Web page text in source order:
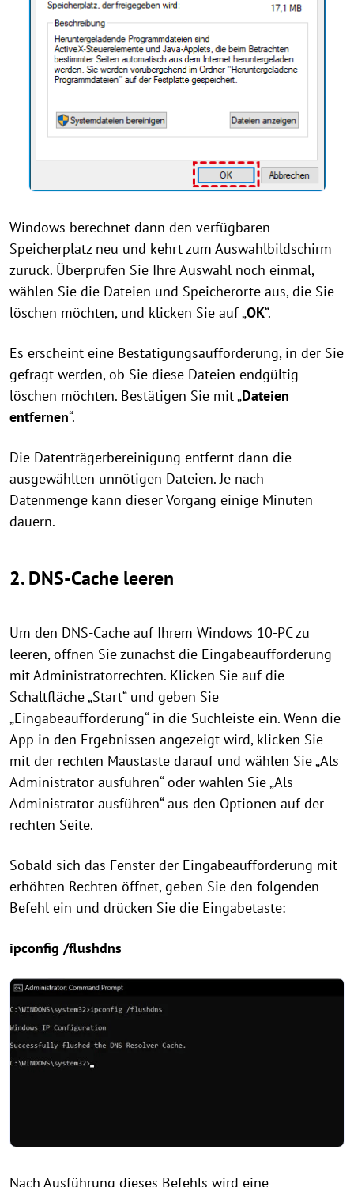
Windows berechnet dann den verfügbaren
Speicherplatz neu und kehrt zum Auswahlbildschirm
zurück. Überprüfen Sie Ihre Auswahl noch einmal,
wählen Sie die Dateien und Speicherorte aus, die Sie
löschen möchten, und klicken Sie auf „OK“.
Es erscheint eine Bestätigungsaufforderung, in der Sie
gefragt werden, ob Sie diese Dateien endgültig
löschen möchten. Bestätigen Sie mit „Dateien
entfernen“.
Die Datenträgerbereinigung entfernt dann die
ausgewählten unnötigen Dateien. Je nach
Datenmenge kann dieser Vorgang einige Minuten
dauern.
2. DNS-Cache leeren
Um den DNS-Cache auf Ihrem Windows 10-PC zu
leeren, öffnen Sie zunächst die Eingabeaufforderung
mit Administratorrechten. Klicken Sie auf die
Schaltfläche „Start“ und geben Sie
„Eingabeaufforderung“ in die Suchleiste ein. Wenn die
App in den Ergebnissen angezeigt wird, klicken Sie
mit der rechten Maustaste darauf und wählen Sie „Als
Administrator ausführen“ oder wählen Sie „Als
Administrator ausführen“ aus den Optionen auf der
rechten Seite.
Sobald sich das Fenster der Eingabeaufforderung mit
erhöhten Rechten öffnet, geben Sie den folgenden
Befehl ein und drücken Sie die Eingabetaste:
ipconfig /flushdns
Nach Ausführung dieses Befehls wird eine